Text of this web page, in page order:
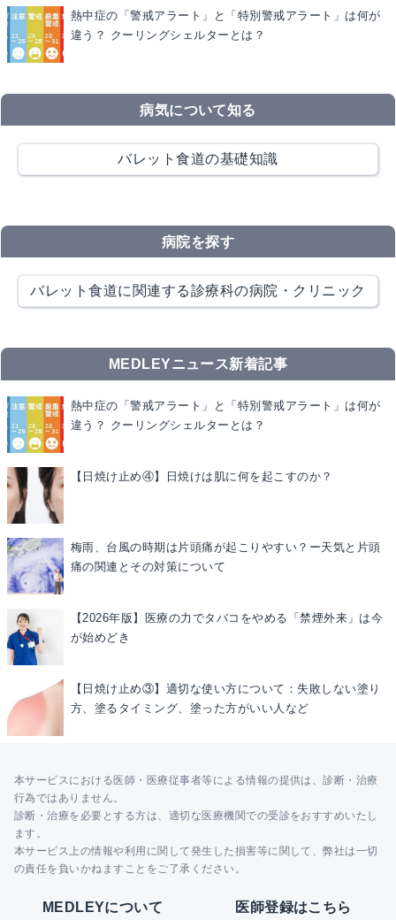
熱中症の「警戒アラート」と「特別警戒アラート」は何が
違う？ クーリングシェルターとは？
病気について知る
バレット食道の基礎知識
病院を探す
バレット食道に関連する診療科の病院・クリニック
MEDLEYニュース新着記事
熱中症の「警戒アラート」と「特別警戒アラート」は何が
違う？ クーリングシェルターとは？
【日焼け止め④】日焼けは肌に何を起こすのか？
梅雨、台風の時期は片頭痛が起こりやすい？ー天気と片頭
痛の関連とその対策について
【2026年版】医療の力でタバコをやめる「禁煙外来」は今
が始めどき
【日焼け止め③】適切な使い方について：失敗しない塗り
方、塗るタイミング、塗った方がいい人など
本サービスにおける医師・医療従事者等による情報の提供は、診断・治療
行為ではありません。
診断・治療を必要とする方は、適切な医療機関での受診をおすすめいたし
ます。
本サービス上の情報や利用に関して発生した損害等に関して、弊社は一切
の責任を負いかねますことをご了承ください。
MEDLEYについて 医師登録はこちら